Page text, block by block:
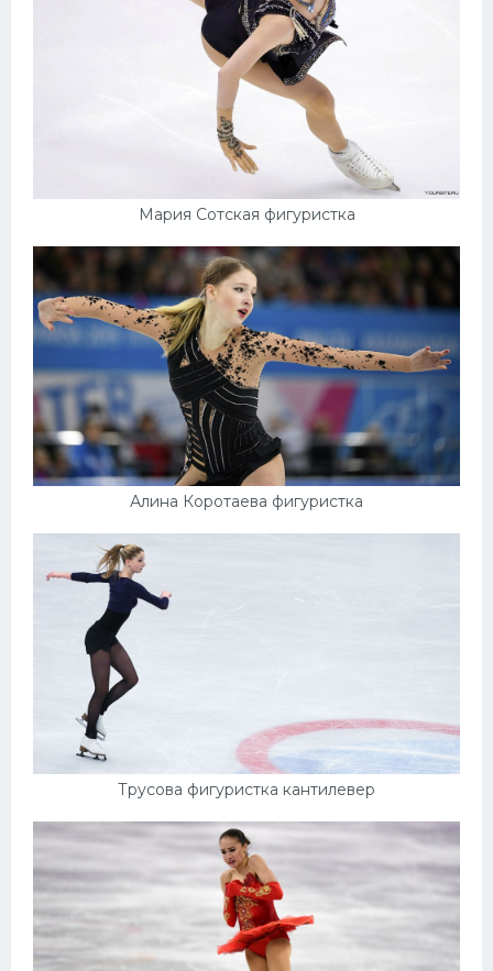
Мария Сотская фигуристка
Алина Коротаева фигуристка
Трусова фигуристка кантилевер